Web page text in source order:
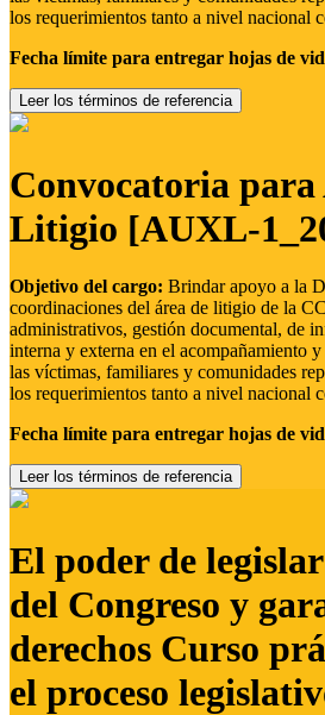
los requerimientos tanto a nivel nacional
Fecha límite para entregar hojas de
Leer los términos de referencia
Convocatoria
Litigio [AUXL-
Objetivo del cargo: Brindar apoyo a la
coordinaciones del área de litigio de la
administrativos, gestión documental, de
interna y externa en el acompañamiento
las víctimas, familiares y comunidades
los requerimientos tanto a nivel nacional
Fecha límite para entregar hojas de
Leer los términos de referencia
El poder de
del Congreso y
derechos Curso
el proceso